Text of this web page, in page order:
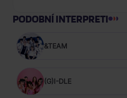
PODOBNÍ INTERPRETI
&TEAM
(G)I-DLE